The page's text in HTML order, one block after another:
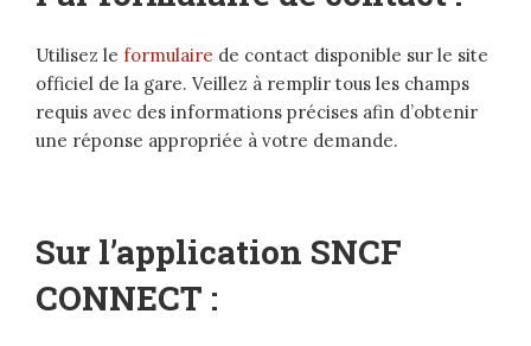
Utilisez le formulaire de contact disponible sur le site
officiel de la gare. Veillez à remplir tous les champs
requis avec des informations précises afin d’obtenir
une réponse appropriée à votre demande.
Sur l’application SNCF
CONNECT :